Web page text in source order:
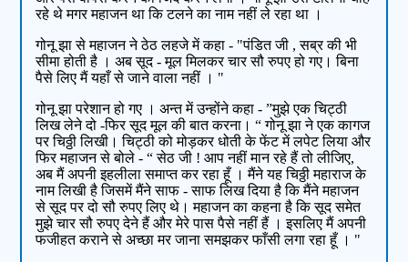
रहे थे मगर महाजन था कि टलने का नाम नहीं ले रहा था ।
गोनू झा से महाजन ने ठेठ लहजे में कहा - "पंडित जी , सब्र की भी
सीमा होती है । अब सूद - मूल मिलकर चार सौ रुपए हो गए। बिना
पैसे लिए मैं यहाँ से जाने वाला नहीं । "
गोनू झा परेशान हो गए । अन्त में उन्होंने कहा - ”मुझे एक चिट्ठी
लिख लेने दो -फिर सूद मूल की बात करना। “ गोनू झा ने एक कागज
पर चिठ्ठी लिखी। चिट्ठी को मोड़कर धोती के फेंट में लपेट लिया और
फिर महाजन से बोले - “ सेठ जी ! आप नहीं मान रहे हैं तो लीजिए,
अब मैं अपनी इहलीला समाप्त कर रहा हूँ । मैंने यह चिठ्ठी महाराज के
नाम लिखी है जिसमें मैंने साफ - साफ लिख दिया है कि मैंने महाजन
से सूद पर दो सौ रुपए लिए थे। महाजन का कहना है कि सूद समेत
मुझे चार सौ रुपए देने हैं और मेरे पास पैसे नहीं हैं । इसलिए मैं अपनी
फजीहत कराने से अच्छा मर जाना समझकर फाँसी लगा रहा हूँ । "